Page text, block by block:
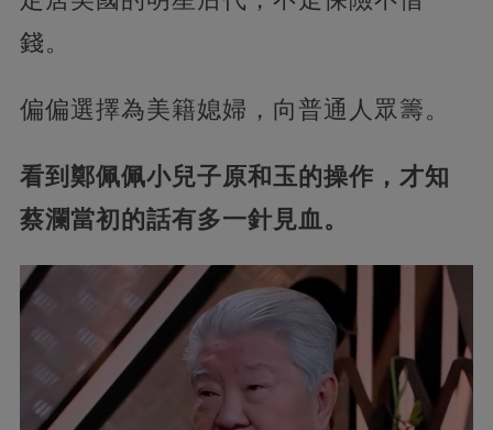
錢。
偏偏選擇為美籍媳婦，向普通人眾籌。
看到鄭佩佩小兒子原和玉的操作，才知
蔡瀾當初的話有多一針見血。